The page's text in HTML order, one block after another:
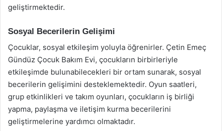
geliştirmektedir.
Sosyal Becerilerin Gelişimi
Çocuklar, sosyal etkileşim yoluyla öğrenirler. Çetin Emeç
Gündüz Çocuk Bakım Evi, çocukların birbirleriyle
etkileşimde bulunabilecekleri bir ortam sunarak, sosyal
becerilerin gelişimini desteklemektedir. Oyun saatleri,
grup etkinlikleri ve takım oyunları, çocukların iş birliği
yapma, paylaşma ve iletişim kurma becerilerini
geliştirmelerine yardımcı olmaktadır.